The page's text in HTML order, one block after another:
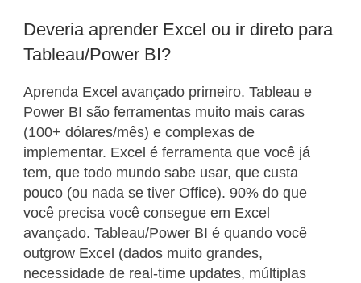
Deveria aprender Excel ou ir direto para
Tableau/Power BI?
Aprenda Excel avançado primeiro. Tableau e
Power BI são ferramentas muito mais caras
(100+ dólares/mês) e complexas de
implementar. Excel é ferramenta que você já
tem, que todo mundo sabe usar, que custa
pouco (ou nada se tiver Office). 90% do que
você precisa você consegue em Excel
avançado. Tableau/Power BI é quando você
outgrow Excel (dados muito grandes,
necessidade de real-time updates, múltiplas